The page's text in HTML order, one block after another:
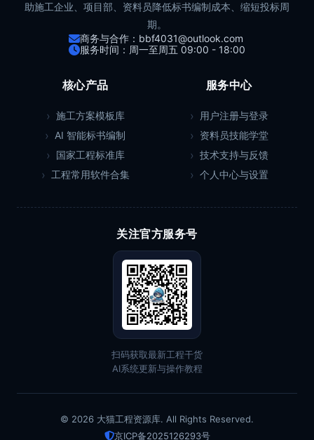
助施工企业、项目部、资料员降低标书编制成本、缩短投标周
期。
商务与合作：bbf4031@outlook.com
服务时间：周一至周五 09:00 - 18:00
核心产品
施工方案模板库
AI 智能标书编制
国家工程标准库
工程常用软件合集
服务中心
用户注册与登录
资料员技能学堂
技术支持与反馈
个人中心与设置
关注官方服务号
扫码获取最新工程干货
AI系统更新与操作教程
© 2026 大猫工程资源库. All Rights Reserved.
京ICP备2025126293号